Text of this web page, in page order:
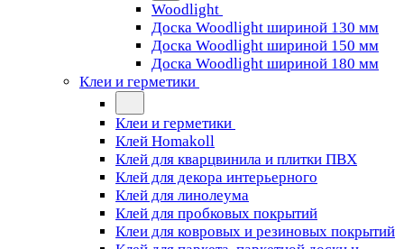
Woodlight
Доска Woodlight шириной 130 мм
Доска Woodlight шириной 150 мм
Доска Woodlight шириной 180 мм
Клеи и герметики
Клеи и герметики
Клей Homakoll
Клей для кварцвинила и плитки ПВХ
Клей для декора интерьерного
Клей для линолеума
Клей для пробковых покрытий
Клеи для ковровых и резиновых покрытий